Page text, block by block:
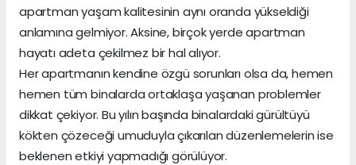
apartman yaşam kalitesinin aynı oranda yükseldiği
anlamına gelmiyor. Aksine, birçok yerde apartman
hayatı adeta çekilmez bir hal alıyor.
Her apartmanın kendine özgü sorunları olsa da, hemen
hemen tüm binalarda ortaklaşa yaşanan problemler
dikkat çekiyor. Bu yılın başında binalardaki gürültüyü
kökten çözeceği umuduyla çıkarılan düzenlemelerin ise
beklenen etkiyi yapmadığı görülüyor.